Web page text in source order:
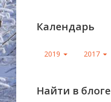
Календарь
2019 2017
Найти в блоге